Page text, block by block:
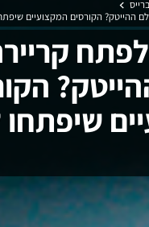
ההייטק? הקורסים המקצועיים